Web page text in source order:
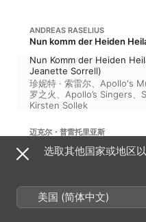
ANDREAS RASELIUS
Nun komm der Heiden
Nun Komm der Heiden
Jeanette Sorrell)
珍妮特 · 索雷尔、 Apollo's
罗之火、 Apollo’s Singers、
Kirsten Sollek
迈克尔・普雷托里亚斯
来吧、异教徒的救世主
之火、Apollo's Musettes
选取其他国家或地区
美国 (简体中文)